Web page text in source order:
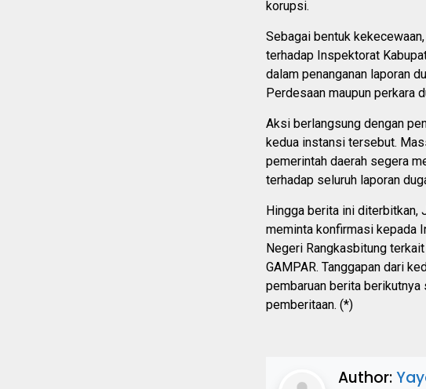
korupsi.
Sebagai bentuk
terhadap Inspektorat
dalam penanganan laporan
Perdesaan maupun perkara
Aksi berlangsung dengan
kedua instansi tersebut.
pemerintah daerah segera
terhadap seluruh laporan
Hingga berita ini diterbitkan,
meminta konfirmasi kepada
Negeri Rangkasbitung
GAMPAR. Tanggapan dari
pembaruan berita
pemberitaan. (*)
Author: